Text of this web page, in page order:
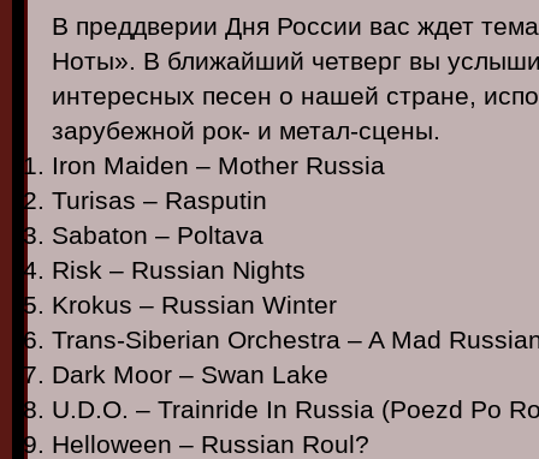
В преддверии Дня России вас ждет
Ноты». В ближайший четверг вы
интересных песен о нашей стране,
зарубежной рок- и метал-сцены.
Iron Maiden – Mother Russia
Turisas – Rasputin
Sabaton – Poltava
Risk – Russian Nights
Krokus – Russian Winter
Trans-Siberian Orchestra – A Mad
Dark Moor – Swan Lake
U.D.O. – Trainride In Russia (Poezd Po
Helloween – Russian Roul?